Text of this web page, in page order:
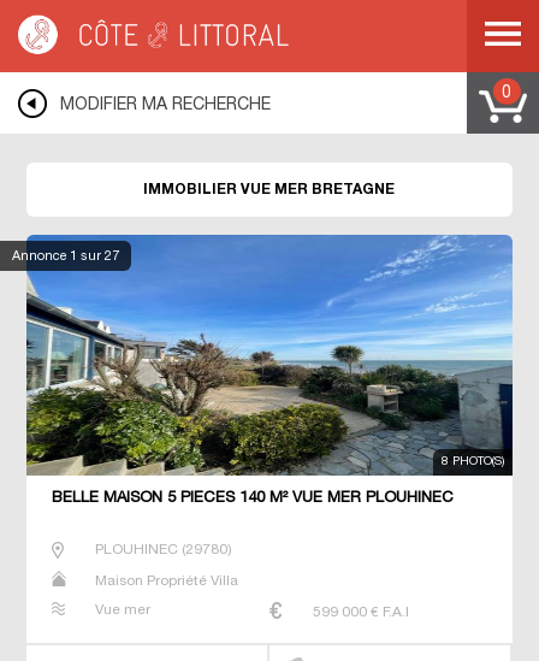
MODIFIER MA RECHERCHE
0
Annonce 1 sur 27
IMMOBILIER VUE MER BRETAGNE
8 PHOTO(S)
BELLE MAISON 5 PIECES 140 M² VUE MER PLOUHINEC
PLOUHINEC(29780)
Maison Propriété Villa
Vue mer 599 000 € F.A.I